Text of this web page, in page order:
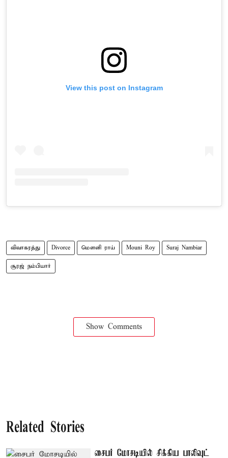
View this post on Instagram
விவாகரத்து Divorce மௌனி ராய் Mouni Roy Suraj Nambiar
சூரஜ் நம்பியார்
Show Comments
Related Stories
சைபர் மோசடியில் சிக்கிய பாலிவுட்